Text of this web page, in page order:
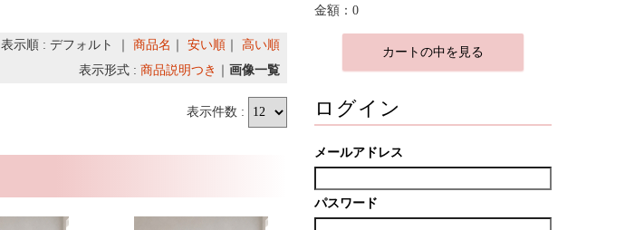
表示順 : デフォルト ｜ 商品名 安い順｜ 高い順
表示形式 : 商品説明つき 画像一覧
表示件数 :
金額：0
カートの中を見る
ログイン
メールアドレス
パスワード